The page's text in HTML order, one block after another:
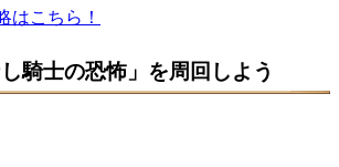
はこちら！
騎士の恐怖」を周回しよう